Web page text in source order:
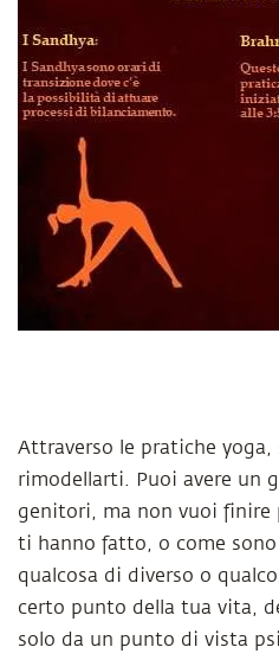
Attraverso le pratiche yoga,
rimodellarti. Puoi avere un
genitori, ma non vuoi finire
ti hanno fatto, o come
qualcosa di diverso o
certo punto della tua vita,
solo da un punto di vista